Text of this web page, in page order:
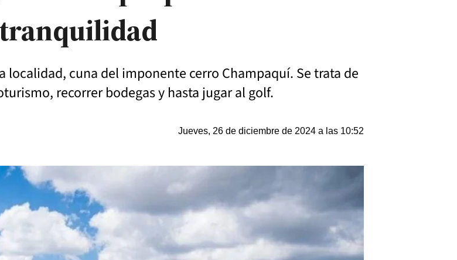
cuna del imponente cerro Champaquí. Se trata de
recorrer bodegas y hasta jugar al golf.
Jueves, 26 de diciembre de 2024 a las 10:52